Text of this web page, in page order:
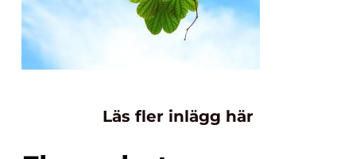
Läs fler inlägg här